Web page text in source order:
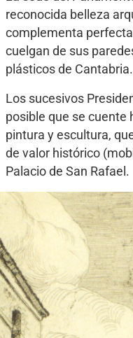
reconocida belleza
complementa
cuelgan de sus
plásticos de Cantabria.
Los sucesivos
posible que se cuente
pintura y escultura,
de valor histórico
Palacio de San Rafael.